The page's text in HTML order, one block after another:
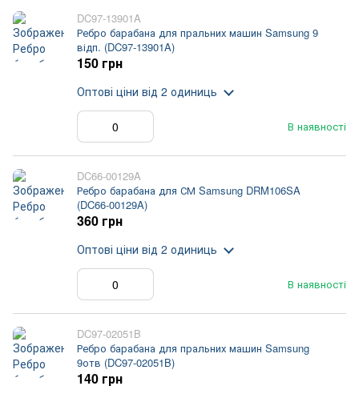
DC97-13901A
Ребро барабана для пральних машин Samsung 9
відп. (DC97-13901A)
В наявності
150 грн
Оптові ціни від 2 одиниць
DC66-00129A
Ребро барабана для СМ Samsung DRM106SA
(DC66-00129A)
В наявності
360 грн
Оптові ціни від 2 одиниць
DC97-02051B
Ребро барабана для пральних машин Samsung
9отв (DC97-02051B)
140 грн